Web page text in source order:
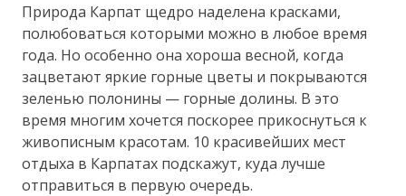
Природа Карпат щедро наделена красками,
полюбоваться которыми можно в любое время
года. Но особенно она хороша весной, когда
зацветают яркие горные цветы и покрываются
зеленью полонины — горные долины. В это
время многим хочется поскорее прикоснуться к
живописным красотам. 10 красивейших мест
отдыха в Карпатах подскажут, куда лучше
отправиться в первую очередь.